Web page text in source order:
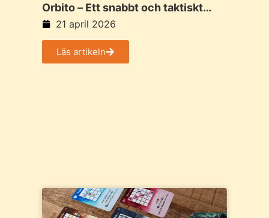
Orbito – Ett snabbt och taktiskt
spel för två spelare med rörelse
och överraskande djup
21 april 2026
Läs artikeln